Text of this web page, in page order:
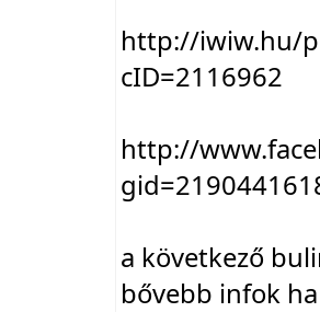
http://iwiw.hu/
cID=2116962
http://
a következő
bővebb infok